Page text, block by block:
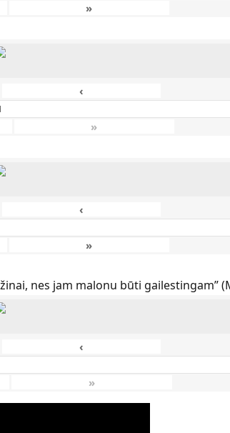
»
‹
»
‹
»
nes jam malonu būti gailestingam”
‹
»